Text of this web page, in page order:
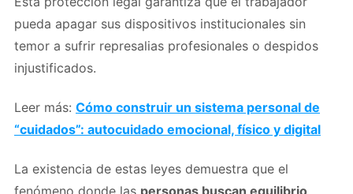
pueda apagar sus dispositivos institucionales sin
temor a sufrir represalias profesionales o despidos
injustificados.
Leer más: Cómo construir un sistema personal de
“cuidados”: autocuidado emocional, físico y digital
La existencia de estas leyes demuestra que el